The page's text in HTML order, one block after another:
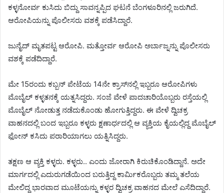
ಕಳ್ಳನೋರ್ವ ಕುಸಿದು ಬಿದ್ದು ಸಾವನ್ನಪ್ಪಿದ ಘಟನೆ ಬೆಂಗಳೂರಿನಲ್ಲಿ ಜರುಗಿದೆ.
ಆರೋಪಿಯನ್ನು ಪೊಲೀಸರು ವಶಕ್ಕೆ ಪಡೆಸಿದ್ದಾರೆ.
ಜುನೈದ್ ಮೃತಪಟ್ಟ ಆರೋಪಿ. ಮತ್ತೋರ್ವ ಆರೋಪಿ ಅರ್ಬಾಜ್ನನ್ನು ಪೊಲೀಸರು
ವಶಕ್ಕೆ ಪಡೆದಿದ್ದಾರೆ.
ಮೇ 15ರಂದು ಕಬ್ಬನ್ ಪೇಟೆಯ 14ನೇ ಕ್ರಾಸ್‌ನಲ್ಲಿ ಇಬ್ಬರೂ ಆರೋಪಿಗಳು
ಮೊಬೈಲ್ ಕಳ್ಳತನಕ್ಕೆ ಯತ್ನಸಿದ್ದರು. ಸಂಜೆ ವೇಳೆ ಪಾದಚಾರಿಯೊಬ್ಬರು ರಸ್ತೆಯಲ್ಲಿ
ಮೊಬೈಲ್ ನೋಡುತ್ತ ನಡೆದುಕೊಂಡು ಹೋಗುತ್ತಿದ್ದರು. ಈ ವೇಳೆ ದ್ವಿಚಕ್ರ
ವಾಹನದಲ್ಲಿ ಬಂದ ಇಬ್ಬರೂ ಕಳ್ಳರು ಕ್ಷಣಾರ್ಧದಲ್ಲಿ ಆ ವ್ಯಕ್ತಿಯ ಕೈಯಲ್ಲಿದ್ದ ಮೊಬೈಲ್
ಫೋನ್ ಕಸಿದು ಪರಾರಿಯಾಗಲು ಯತ್ನಿಸಿದ್ದರು.
ತಕ್ಷಣ ಆ ವ್ಯಕ್ತಿ ಕಳ್ಳರು. ಕಳ್ಳರು.. ಎಂದು ಜೋರಾಗಿ ಕಿರುಚಿಕೊಂಡಿದ್ದಾನೆ. ಅದೇ
ಮಾರ್ಗದಲ್ಲಿ ಎದುರುಗಡೆಯಿಂದ ಬರುತ್ತಿದ್ದ ಕಾರ್ಮಿಕರೊಬ್ಬರು ತಮ್ಮ ತಲೆಯ
ಮೇಲಿದ್ದ ಭಾರವಾದ ಮೂಟೆಯನ್ನು ಕಳ್ಳರ ದ್ವಿಚಕ್ರ ವಾಹನದ ಮೇಲೆ ಎಸೆದಿದ್ದಾರೆ.